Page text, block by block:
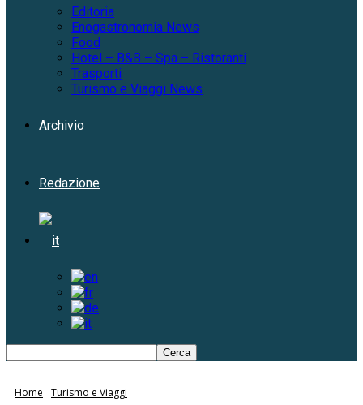
Editoria
Enogastronomia News
Food
Hotel – B&B – Spa – Ristoranti
Trasporti
Turismo e Viaggi News
Archivio
Redazione
Home Turismo e Viaggi